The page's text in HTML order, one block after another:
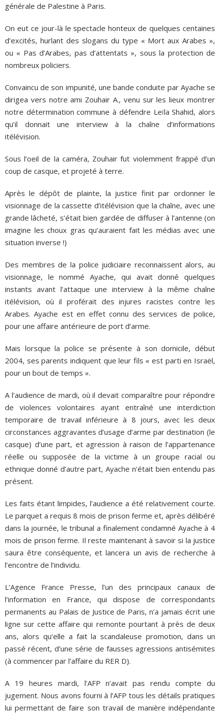
générale de Palestine à Paris.
On eut ce jour-là le spectacle honteux de quelques centaines
d’excités, hurlant des slogans du type « Mort aux Arabes »,
ou « Pas d’Arabes, pas d’attentats », sous la protection de
nombreux policiers.
Convaincu de son impunité, une bande conduite par Ayache se
dirigea vers notre ami Zouhair A., venu sur les lieux montrer
notre détermination commune à défendre Leïla Shahid, alors
qu’il donnait une interview à la chaîne d’informations
itélévision.
Sous l’oeil de la caméra, Zouhair fut violemment frappé d’un
coup de casque, et projeté à terre.
Après le dépôt de plainte, la justice finit par ordonner le
visionnage de la cassette d’itélévision que la chaîne, avec une
grande lâcheté, s’était bien gardée de diffuser à l’antenne (on
imagine les choux gras qu’auraient fait les médias avec une
situation inverse !)
Des membres de la police judiciaire reconnaissent alors, au
visionnage, le nommé Ayache, qui avait donné quelques
instants avant l’attaque une interview à la même chaîne
itélévision, où il proférait des injures racistes contre les
Arabes. Ayache est en effet connu des services de police,
pour une affaire antérieure de port d’arme.
Mais lorsque la police se présente à son domicile, début
2004, ses parents indiquent que leur fils « est parti en Israël,
pour un bout de temps ».
A l’audience de mardi, où il devait comparaître pour répondre
de violences volontaires ayant entraîné une interdiction
temporaire de travail inférieure à 8 jours, avec les deux
circonstances aggravantes d’usage d’arme par destination (le
casque) d’une part, et agression à raison de l’appartenance
réelle ou supposée de la victime à un groupe racial ou
ethnique donné d’autre part, Ayache n’était bien entendu pas
présent.
Les faits étant limpides, l’audience a été relativement courte.
Le parquet a requis 8 mois de prison ferme et, après délibéré
dans la journée, le tribunal a finalement condamné Ayache à 4
mois de prison ferme. Il reste maintenant à savoir si la justice
saura être conséquente, et lancera un avis de recherche à
l’encontre de l’individu.
L’Agence France Presse, l’un des principaux canaux de
l’information en France, qui dispose de correspondants
permanents au Palais de Justice de Paris, n’a jamais écrit une
ligne sur cette affaire qui remonte pourtant à près de deux
ans, alors qu’elle a fait la scandaleuse promotion, dans un
passé récent, d’une série de fausses agressions antisémites
(à commencer par l’affaire du RER D).
A 19 heures mardi, l’AFP n’avait pas rendu compte du
jugement. Nous avons fourni à l’AFP tous les détails pratiques
lui permettant de faire son travail de manière indépendante